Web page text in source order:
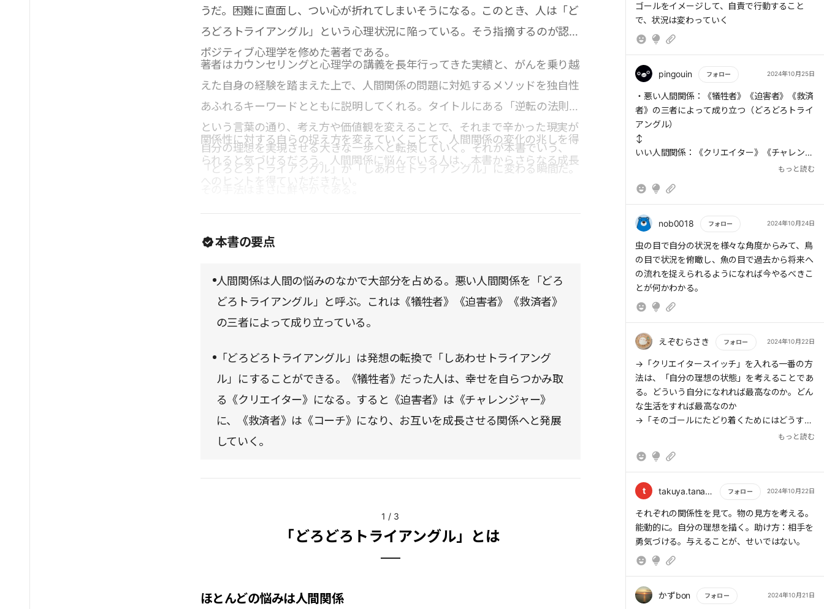
うだ。困難に直面し、つい心が折れてしまいそうになる。このとき、人は「ど
ろどろトライアングル」という心理状況に陥っている。そう指摘するのが認定
ポジティブ心理学を修めた著者である。
著者はカウンセリングと心理学の講義を長年行ってきた実績と、がんを乗り越
えた自身の経験を踏まえた上で、人間関係の問題に対処するメソッドを独自性
あふれるキーワードとともに説明してくれる。タイトルにある「逆転の法則」
という言葉の通り、考え方や価値観を変えることで、それまで辛かった現実が
自分の理想を実現させる大きな一歩へと転換していく。それが本書でいう、
「どろどろトライアングル」が「しあわせトライアングル」に変わる瞬間だ。
関係性に対する自らの捉え方を変えていくことで、人間関係の変化の兆しを得
られると気づけるだろう。人間関係に悩んでいる人は、本書からさらなる成長
へのヒントを得ていただきたい。
本書の要点
人間関係は人間の悩みのなかで大部分を占める。悪い人間関係を「どろ
どろトライアングル」と呼ぶ。これは《犠牲者》《迫害者》《救済者》
の三者によって成り立っている。
「どろどろトライアングル」は発想の転換で「しあわせトライアング
ル」にすることができる。《犠牲者》だった人は、幸せを自らつかみ取
る《クリエイター》になる。すると《迫害者》は《チャレンジャー》
に、《救済者》は《コーチ》になり、お互いを成長させる関係へと発展
していく。
1 / 3
「どろどろトライアングル」とは
ほとんどの悩みは人間関係
ゴールをイメージして、自責で行動すること
で、状況は変わっていく
pingouin フォロー 2024年10月25日
もっと読む
・悪い人間関係：《犠牲者》《迫害者》《救済
者》の三者によって成り立つ（どろどろトライ
アングル）
↕️
いい人間関係：《クリエイター》《チャレンジ
・《犠牲者》は他力本願
> 《犠牲者》の根底には「喪失体験」があり、
はあまり変わりたくないと考えている。
> 《犠牲者》のままでいるメリットは、その立
場がラクだから
> 《迫害者》は《元犠牲者》であることも多
く、《迫害者》自身も自分を《犠牲者》と思っ
ている。
> 《救済者》の行いが相手のためになっている
とは限らない
> その救済行為のせいで《犠牲者》の問題解決
に強めてしまうという点
> 《救済者》の中核にあるのは「深い無価値
感」であり、誰かを助けることで無価値感を払
拭している
> 主導権を自分が持っていると思っているか、
相手が持っていると思っているかどうかが《犠
牲者》と《クリエイター》の違い
もっと読む
nob0018 フォロー 2024年10月24日
もっと読む
虫の目で自分の状況を様々な角度からみて、鳥
の目で状況を俯瞰し、魚の目で過去から将来へ
の流れを捉えられるようになれば今やるべきこ
とが何かわかる。
えぞむらさき フォロー 2024年10月22日
もっと読む
→「クリエイタースイッチ」を入れる一番の方
法は、「自分の理想の状態」を考えることであ
る。どういう自分になれれば最高なのか。どん
な生活をすれば最高なのか
→「そのゴールにたどり着くためにはどうすれ
ばいいのか」と、脳が自然と逆算し、未来から
・《犠牲者》は自分にはいいところがないと思
は強みがあり、課題を乗り越えられる」と考え
にフォーカスすることが「クリエイターマイン
ド」への近道といえる。
もっと読む
t takuya.tanaka1976 フォロー 2024年10月22日
もっと読む
それぞれの関係性を見て。物の見方を考える。
能動的に。自分の理想を描く。助け方：相手を
勇気づける。与えることが、せいではない。
かずbon フォロー 2024年10月21日